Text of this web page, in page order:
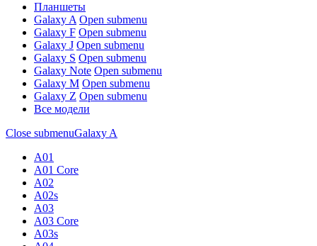
Планшеты
Galaxy A Open submenu
Galaxy F Open submenu
Galaxy J Open submenu
Galaxy S Open submenu
Galaxy Note Open submenu
Galaxy M Open submenu
Galaxy Z Open submenu
Все модели
Close submenuGalaxy A
A01
A01 Core
A02
A02s
A03
A03 Core
A03s